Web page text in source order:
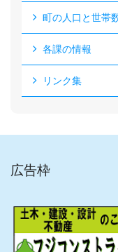
町の人口と世帯
各課の情報
リンク集
広告枠